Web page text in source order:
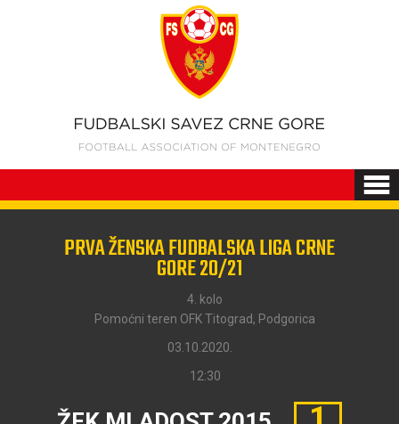
PRVA ŽENSKA FUDBALSKA LIGA CRNE
GORE 20/21
4. kolo
Pomoćni teren OFK Titograd, Podgorica
03.10.2020.
12:30